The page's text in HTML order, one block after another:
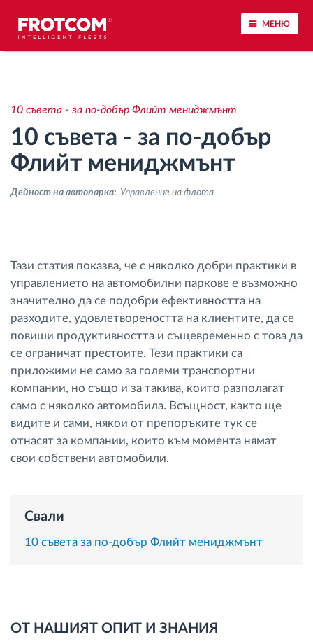
МЕНЮ
Анализ на стила на шофиране
Наблюдение на времената за шофиране
Контрол на достъпа
Планиране на маршрути и мониторинг
Автоматична идентификация на шофьора
Разберете за всички функционалности
Как отговаряме на нуждите на всяка
флота
10 съвета - за по-добър Флийт мениджмънт
10 съвета - за по-добър
Флийт мениджмънт
Дейност на автопарка: Управление на флота
Тази статия показва, че с няколко добри практики в
управлението на автомобилни паркове е възможно
значително да се подобри ефективността на
разходите, удовлетвореността на клиентите, да се
повиши продуктивността и същевременно с това да
се ограничат престоите. Тези практики са
приложими не само за големи транспортни
компании, но също и за такива, които разполагат
само с няколко автомобила. Всъщност, както ще
видите и сами, някои от препоръките тук се
отнасят за компании, които към момента нямат
свои собствени автомобили.
Свали
10 съвета за по-добър Флийт мениджмънт
ОТ НАШИЯТ ОПИТ И ЗНАНИЯ